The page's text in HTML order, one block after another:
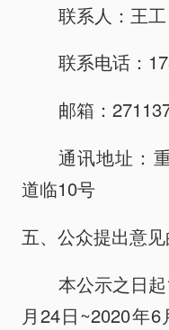
联系人：王工
联系电话：
邮箱：
通讯地址：
道临10号
五、公众提出意
本公示之日
月24日~2020年